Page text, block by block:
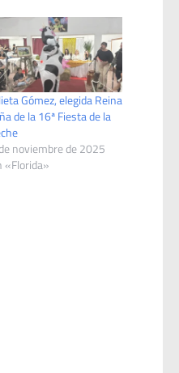
Gómez, elegida Reina
de la 16ª Fiesta de la
noviembre de 2025
«Florida»